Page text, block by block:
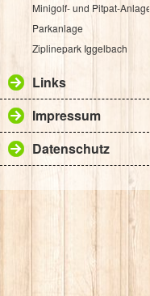
Minigolf- und Pitpat-Anlage
Parkanlage
Ziplinepark Iggelbach
Links
Impressum
Datenschutz